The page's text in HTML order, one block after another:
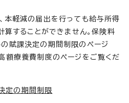
本軽減の届出を行っても給与所得
することができません。保険料
賦課決定の期間制限のページ
額療養費制度のページをご覧くだ
定の期間制限